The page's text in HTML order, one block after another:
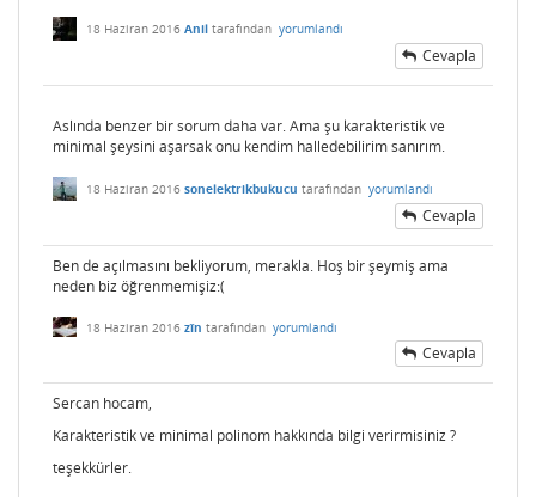
18 Haziran 2016 Anil tarafından yorumlandı
Cevapla
Aslında benzer bir sorum daha var. Ama şu karakteristik ve
minimal şeysini aşarsak onu kendim halledebilirim sanırım.
18 Haziran 2016 sonelektrikbukucu tarafından yorumlandı
Cevapla
Ben de açılmasını bekliyorum, merakla. Hoş bir şeymiş ama
neden biz öğrenmemişiz:(
18 Haziran 2016 zîn tarafından yorumlandı
Cevapla
Sercan hocam,
Karakteristik ve minimal polinom hakkında bilgi verirmisiniz ?
teşekkürler.